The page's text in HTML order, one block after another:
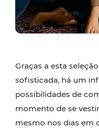
Graças a esta
sofisticada, há um
possibilidades de
momento de se
mesmo nos dias em